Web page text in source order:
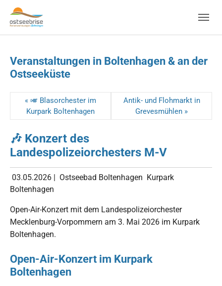
Skip to main navigation
Zum Hauptinhalt springen
Skip to page footer
Veranstaltungen in Boltenhagen & an der
Ostseeküste
« 🎺 Blasorchester im
Kurpark Boltenhagen
Antik- und Flohmarkt in
Grevesmühlen »
🎶 Konzert des
Landespolizeiorchesters M-V
03.05.2026 | Ostseebad Boltenhagen Kurpark
Boltenhagen
Open-Air-Konzert mit dem Landespolizeiorchester
Mecklenburg-Vorpommern am 3. Mai 2026 im Kurpark
Boltenhagen.
Open-Air-Konzert im Kurpark
Boltenhagen